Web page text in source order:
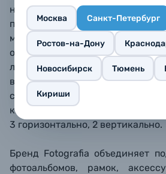
Москва Санкт-Петербург
Ростов-на-Дону
Новосибирск Тюмень
Кириши
надежно защищены от грязи,
пальцев. Со временем их
местами. Твердая
обтянута искусственной
лицевой стороне обложки
ваши личные фотографии.
страницы
книжного переплета, по 5
3 горизонтально, 2 вертикально.
Бренд Fotografia объединяет
фотоальбомов, рамок,